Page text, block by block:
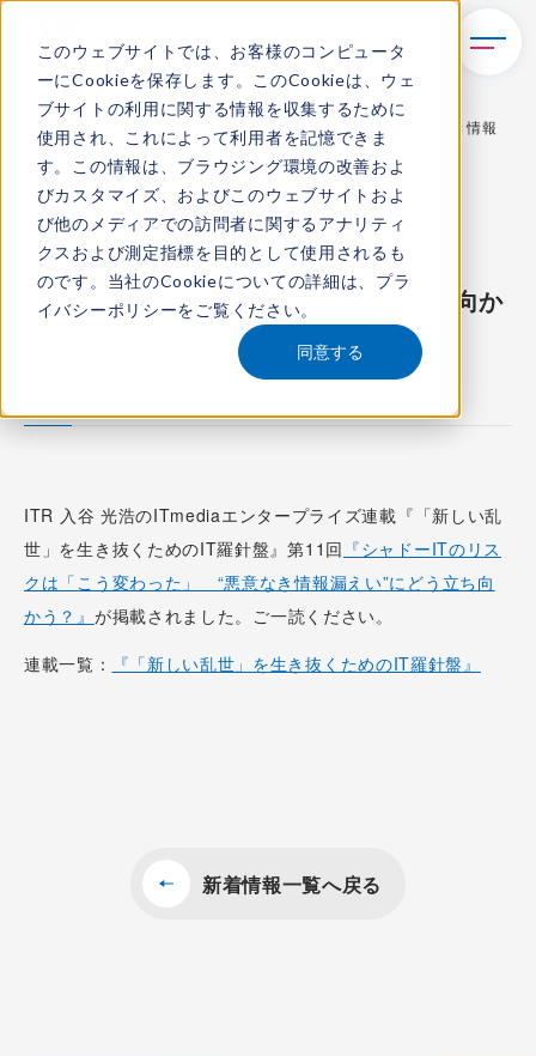
このウェブサイトでは、お客様のコンピュータ
ーにCookieを保存します。このCookieは、ウェ
ブサイトの利用に関する情報を収集するために
使用され、これによって利用者を記憶できま
す。この情報は、ブラウジング環境の改善およ
びカスタマイズ、およびこのウェブサイトおよ
び他のメディアでの訪問者に関するアナリティ
クスおよび測定指標を目的として使用されるも
のです。当社のCookieについての詳細は、 プラ
イバシーポリシーをご覧ください。
同意する
TOP
新着情報
【連載】シャドーITのリスクは「こう変わった」 “悪意なき情報
漏えい”にどう立ち向かう？
メディア活動
『シャドーITのリスクは「こう変わっ
た」 “悪意なき情報漏えい”にどう立ち向か
ITR 入谷 光浩のITmediaエンタープライズ連載『「新しい乱
世」を生き抜くためのIT羅針盤』第11回 『シャドーITのリス
クは「こう変わった」 “悪意なき情報漏えい”にどう立ち向
かう？』 が掲載されました。ご一読ください。
連載一覧：
『「新しい乱世」を生き抜くためのIT羅針盤』
新着情報一覧へ戻る